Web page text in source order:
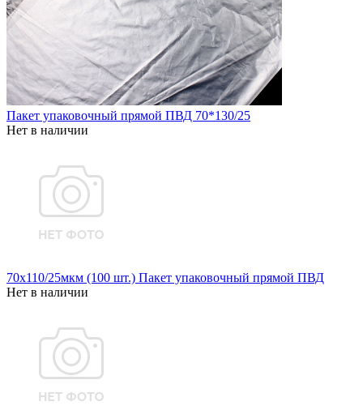
Пакет упаковочный прямой ПВД 70*130/25
Нет в наличии
70x110/25мкм (100 шт.) Пакет упаковочный прямой ПВД
Нет в наличии